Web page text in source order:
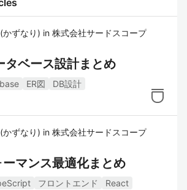
(かずなり) in 株式会社サードスコープ
タベース設計まとめ
ER図
DB設計
(かずなり) in 株式会社サードスコープ
マンス最適化まとめ
フロントエンド
React